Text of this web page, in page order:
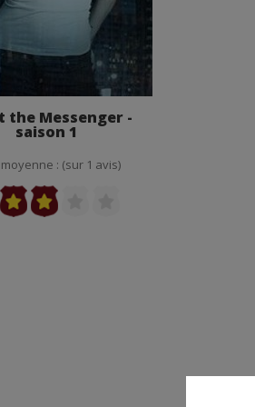
the Messenger -
saison 1
: (sur 1 avis)